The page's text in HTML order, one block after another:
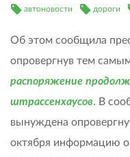
автоновости дороги
Об этом сообщила
опровергнув тем
распоряжение
штрассенхаусов. В
вынуждена
октября информацию